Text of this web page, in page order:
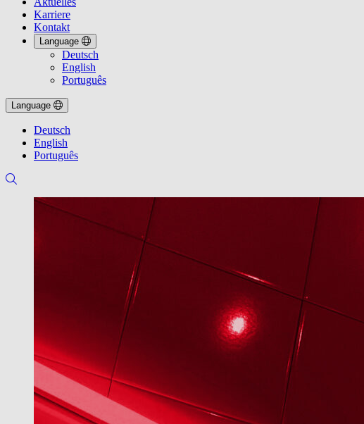
Karriere
Kontakt
Language
Deutsch
English
Português
Language
Deutsch
English
Português